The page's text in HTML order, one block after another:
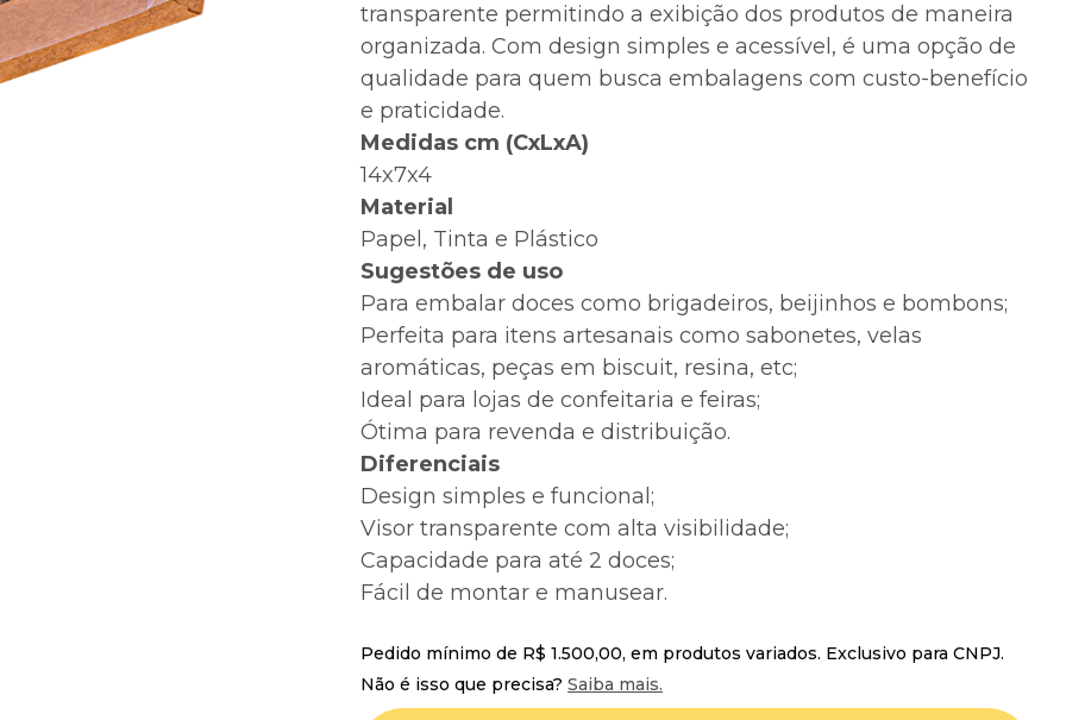
transparente permitindo a exibição dos produtos de maneira
organizada. Com design simples e acessível, é uma opção de
qualidade para quem busca embalagens com custo-benefício
e praticidade.
Medidas cm (CxLxA)
14x7x4
Material
Papel, Tinta e Plástico
Sugestões de uso
Para embalar doces como brigadeiros, beijinhos e bombons;
Perfeita para itens artesanais como sabonetes, velas
aromáticas, peças em biscuit, resina, etc;
Ideal para lojas de confeitaria e feiras;
Ótima para revenda e distribuição.
Diferenciais
Design simples e funcional;
Visor transparente com alta visibilidade;
Capacidade para até 2 doces;
Fácil de montar e manusear.
Pedido mínimo de R$ 1.500,00, em produtos variados. Exclusivo para CNPJ.
Não é isso que precisa?Saiba mais.